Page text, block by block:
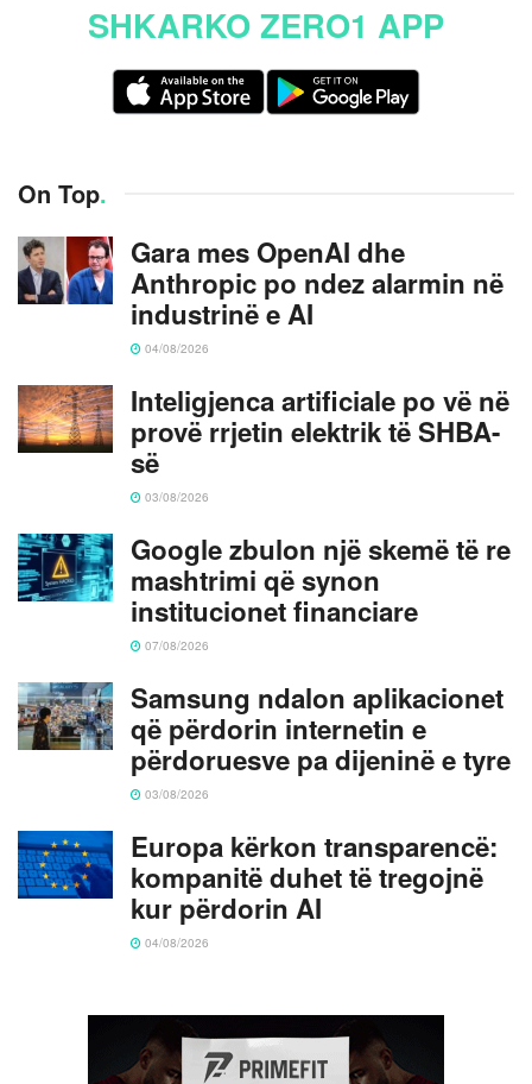
SHKARKO ZERO1 APP
On Top.
Gara mes OpenAI dhe
Anthropic po ndez alarmin në
industrinë e AI
04/08/2026
Inteligjenca artificiale po vë në
provë rrjetin elektrik të SHBA-
së
03/08/2026
Google zbulon një skemë të re
mashtrimi që synon
institucionet financiare
07/08/2026
Samsung ndalon aplikacionet
që përdorin internetin e
përdoruesve pa dijeninë e tyre
03/08/2026
Europa kërkon transparencë:
kompanitë duhet të tregojnë
kur përdorin AI
04/08/2026